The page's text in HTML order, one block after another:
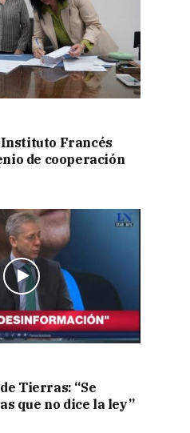
Francés
de cooperación
Tierras: “Se
que no dice la ley”